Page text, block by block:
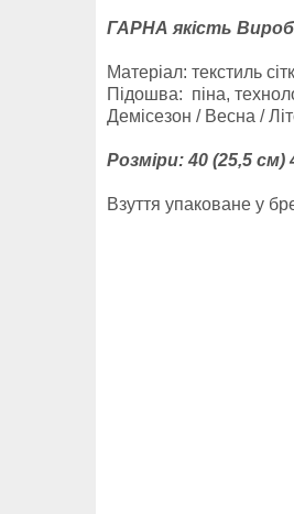
ГАРНА якість
Матеріал: текстиль
Підошва: піна,
Демісезон / Весна /
Розміри: 40 (25,5 см)
Взуття упаковане у